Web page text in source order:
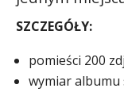
SZCZEGÓŁY:
pomieści 200
wymiar albumu